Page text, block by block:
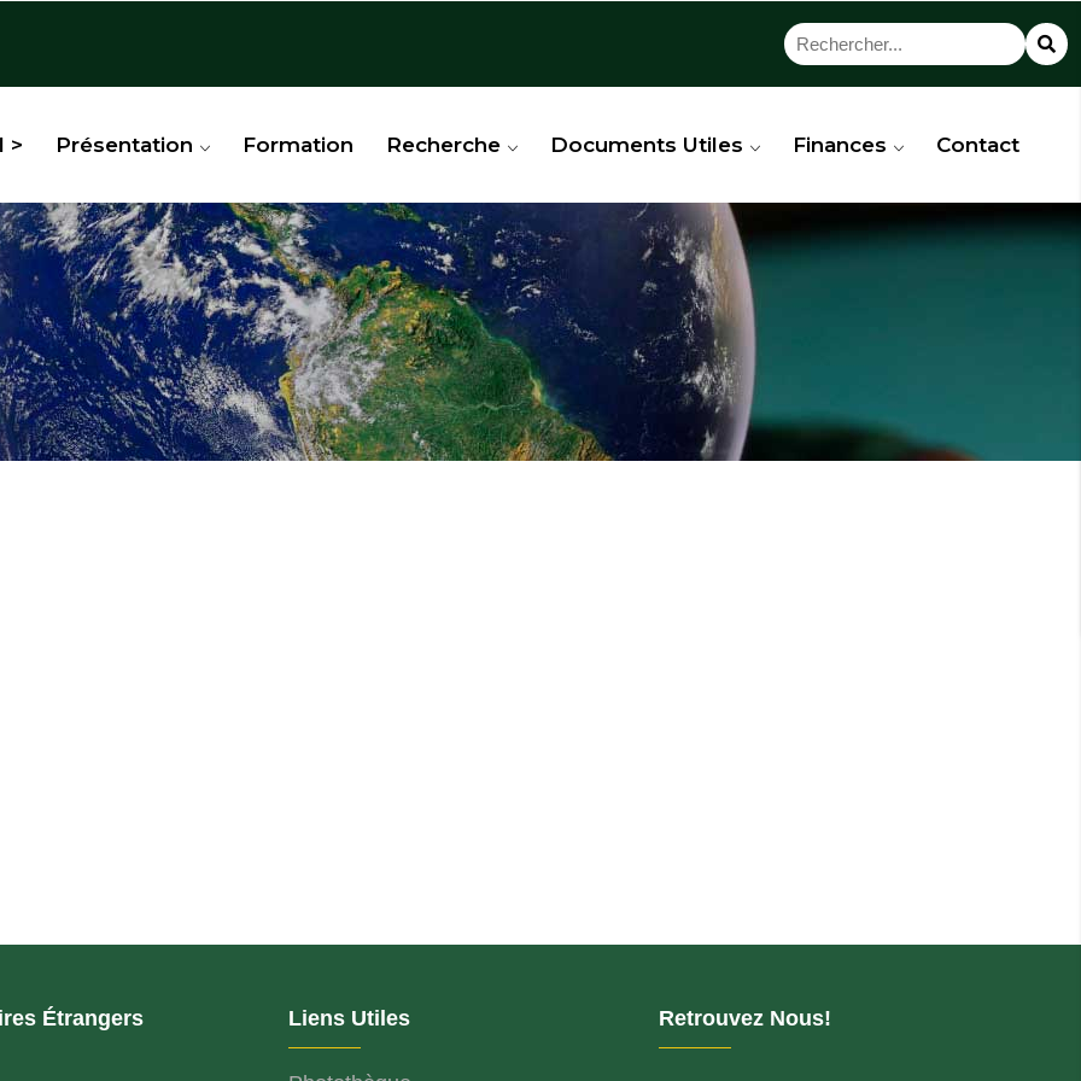
> Présentation Formation Recherche Documents Utiles Finances Contact
Étrangers Liens Utiles Retrouvez Nous!